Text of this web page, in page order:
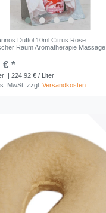
Duftöl 10ml Citrus Rose
Raum Aromatherapie Massage
€ *
| 224,92 € / Liter
MwSt. zzgl.Versandkosten